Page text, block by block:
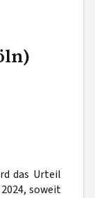
das Urteil
soweit